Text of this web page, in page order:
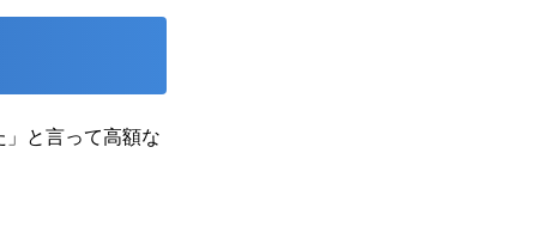
と言って高額な